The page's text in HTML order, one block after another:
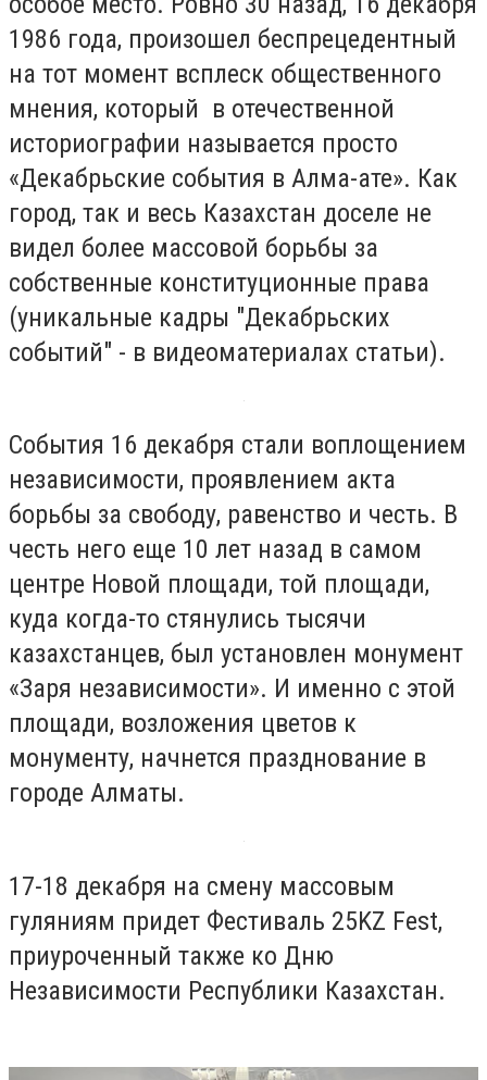
1986 года, произошел беспрецедентный
на тот момент всплеск общественного
мнения, который в отечественной
историографии называется просто
«Декабрьские события в Алма-ате». Как
город, так и весь Казахстан доселе не
видел более массовой борьбы за
собственные конституционные права
(уникальные кадры "Декабрьских
событий" - в видеоматериалах статьи).
События 16 декабря стали воплощением
независимости, проявлением акта
борьбы за свободу, равенство и честь. В
честь него еще 10 лет назад в самом
центре Новой площади, той площади,
куда когда-то стянулись тысячи
казахстанцев, был установлен монумент
«Заря независимости». И именно с этой
площади, возложения цветов к
монументу, начнется празднование в
городе Алматы.
17-18 декабря на смену массовым
гуляниям придет Фестиваль 25KZ Fest,
приуроченный также ко Дню
Независимости Республики Казахстан.